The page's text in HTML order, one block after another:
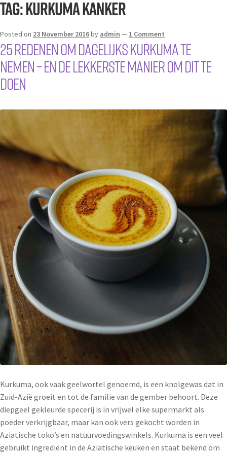
Tag:kurkuma kanker
Posted on 23 November 2016by admin — 1 Comment
25 redenen om dagelijks kurkuma te
nemen – en de lekkerste manier om dit te
doen
Kurkuma, ook vaak geelwortel genoemd, is een knolgewas dat in
Zuid-Azië groeit en tot de familie van de gember behoort. Deze
diepgeel gekleurde specerij is in vrijwel elke supermarkt als
poeder verkrijgbaar, maar kan ook vers gekocht worden in
Aziatische toko’s en natuurvoedingswinkels. Kurkuma is een veel
gebruikt ingrediënt in de Aziatische keuken en staat bekend om